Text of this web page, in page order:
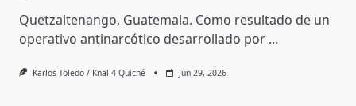
Quetzaltenango, Guatemala. Como resultado de un
operativo antinarcótico desarrollado por ...
Karlos Toledo / Knal 4 Quiché Jun 29, 2026